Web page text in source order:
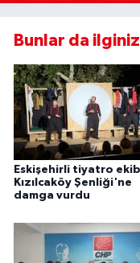
Bunlar da
Eskişehirli tiyatro
Kızılcaköy Şenliği'ne
damga vurdu